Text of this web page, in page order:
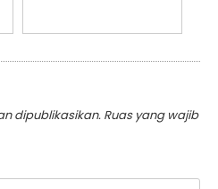
dipublikasikan. Ruas yang wajib